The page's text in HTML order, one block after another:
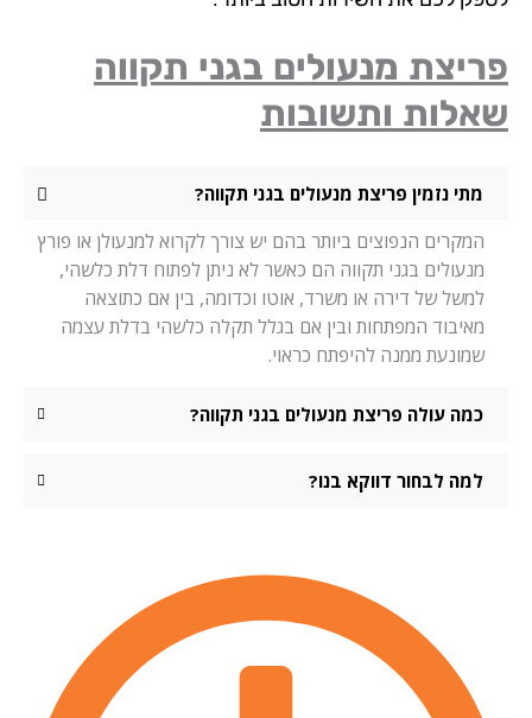
מנעולים בגני תקווה
ותשובות
מתי נזמין פריצת מנעולים בגני תקווה?
המקרים הנפוצים ביותר בהם יש צורך לקרוא למנעולן או פורץ
מנעולים בגני תקווה הם כאשר לא ניתן לפתוח דלת כלשהי,
למשל של דירה או משרד, אוטו וכדומה, בין אם כתוצאה
מאיבוד המפתחות ובין אם בגלל תקלה כלשהי בדלת עצמה
שמונעת ממנה להיפתח כראוי.
כמה עולה פריצת מנעולים בגני תקווה?
למה לבחור דווקא בנו?